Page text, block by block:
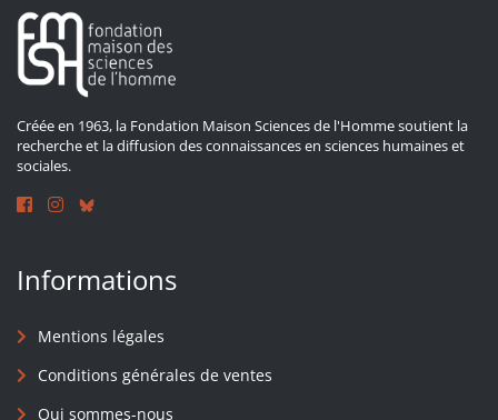
Créée en 1963, la Fondation Maison Sciences de l'Homme soutient la
recherche et la diffusion des connaissances en sciences humaines et
sociales.
Informations
Mentions légales
Conditions générales de ventes
Qui sommes-nous